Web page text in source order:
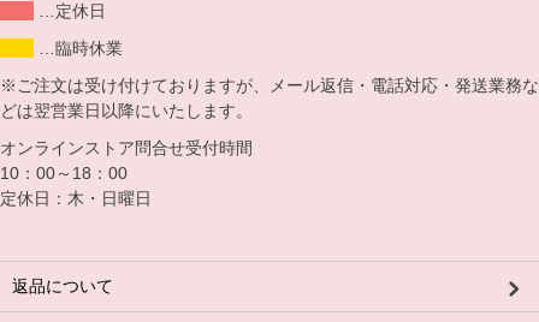
…定休日
…臨時休業
※ご注文は受け付けておりますが、メール返信・電話対応・発送業務な
どは翌営業日以降にいたします。
オンラインストア問合せ受付時間
10：00～18：00
定休日：木・日曜日
返品について